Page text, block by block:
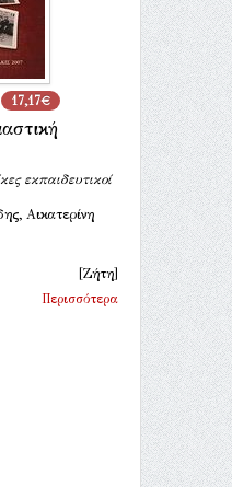
17,17€
εκπαιδευτικοί
Αικατερίνη
[Ζήτη]
Περισσότερα